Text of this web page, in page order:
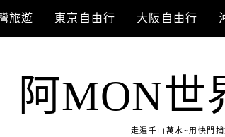
旅遊 東京自由行 大阪自由行
阿MON世
走遍千山萬水~用快門